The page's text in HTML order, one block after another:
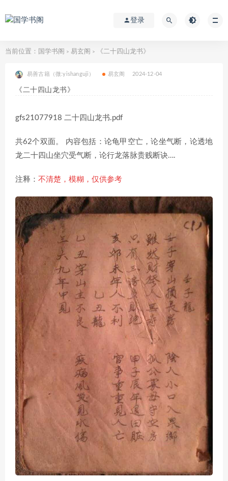
登录
当前位置： 国学书阁 > 易玄阁 > 《二十四山龙书》
易善古籍（微:yishanguji） 易玄阁 2024-12-04
《二十四山龙书》
gfs21077918 二十四山龙书.pdf
共62个双面。 内容包括：论龟甲空亡，论坐气断，论透地
龙二十四山坐穴受气断，论行龙落脉贵贱断诀….
注释： 不清楚，模糊，仅供参考